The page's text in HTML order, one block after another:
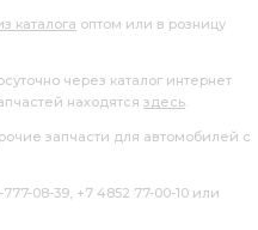
каталога оптом или в розницу
через каталог интернет
находятся здесь.
запчасти для автомобилей с
08-39, +7 4852 77-00-10 или